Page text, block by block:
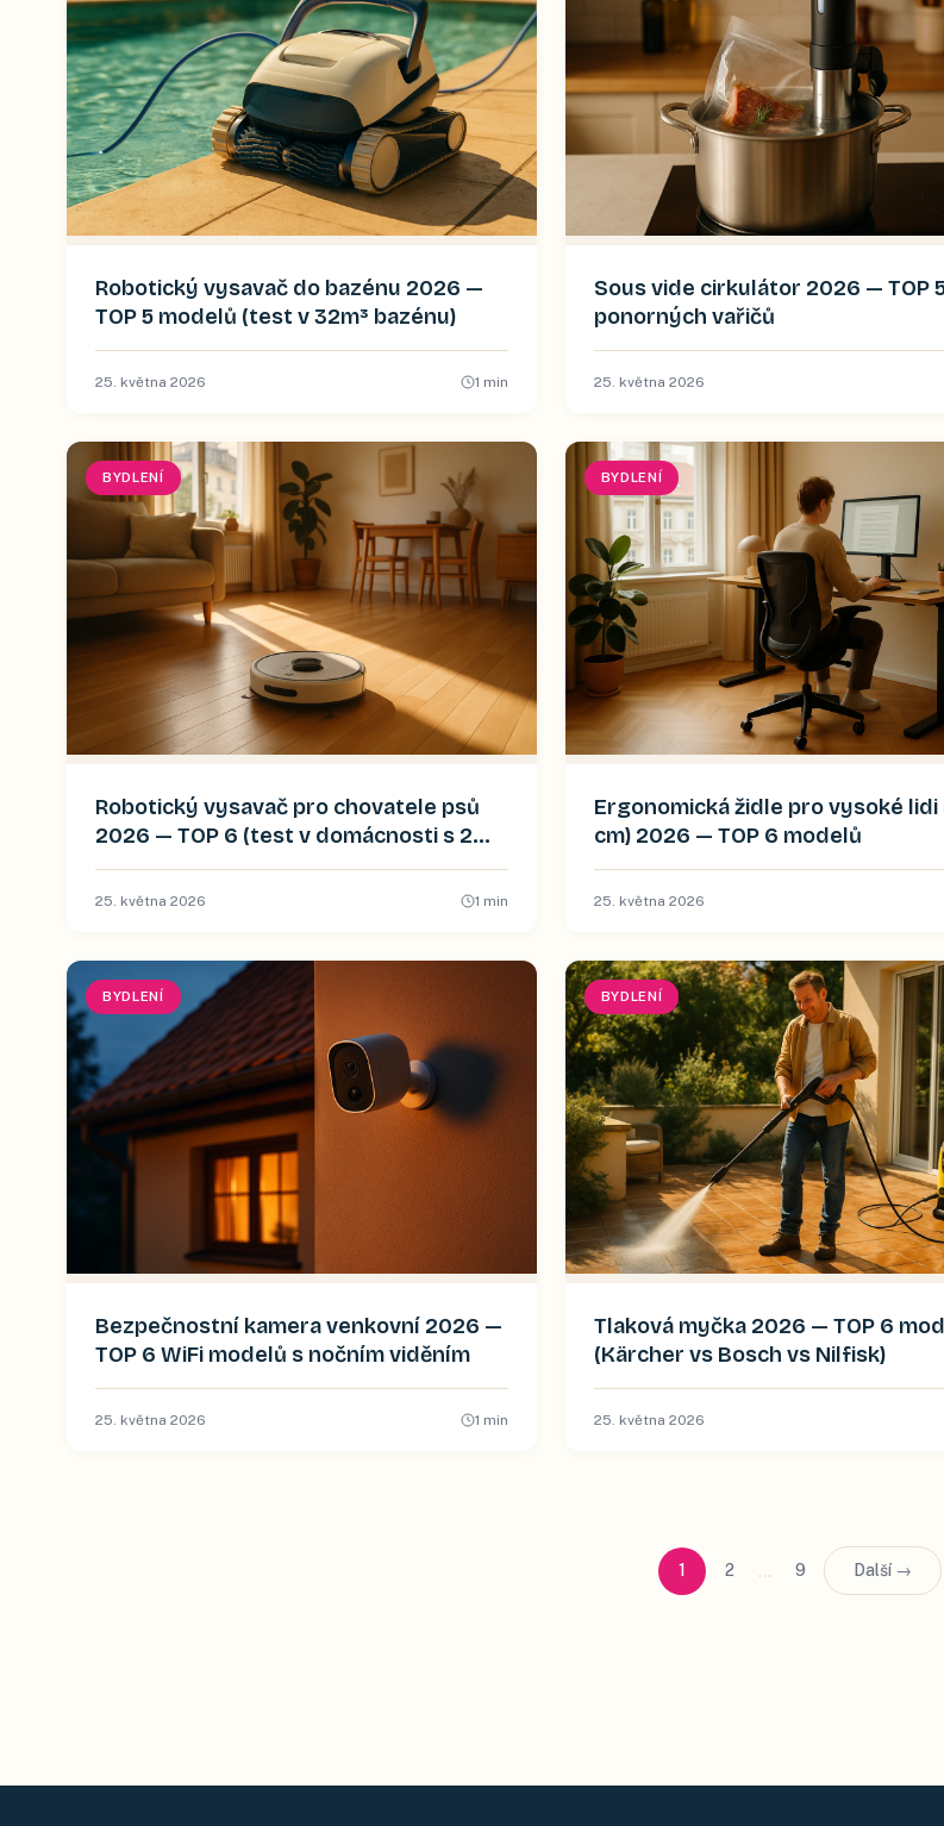
Robotický vysavač do bazénu 2026 —
TOP 5 modelů (test v 32m³ bazénu)
25. května 2026 1 min
Sous vide cirkulátor 2026 — TOP
ponorných vařičů
25. května 2026
BYDLENÍ
Robotický vysavač pro chovatele psů
2026 — TOP 6 (test v domácnosti s 2
zlatými retrívry)
25. května 2026 1 min
BYDLENÍ
Ergonomická židle pro vysoké lidi
cm) 2026 — TOP 6 modelů
25. května 2026
BYDLENÍ
Bezpečnostní kamera venkovní 2026 —
TOP 6 WiFi modelů s nočním viděním
25. května 2026 1 min
BYDLENÍ
Tlaková myčka 2026 — TOP 6
(Kärcher vs Bosch vs Nilfisk)
25. května 2026
1 2 … 9 Další →